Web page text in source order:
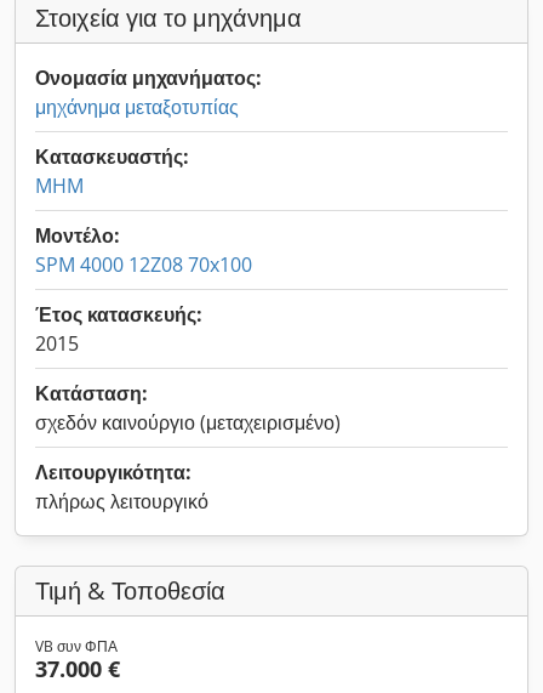
Στοιχεία για το μηχάνημα
Ονομασία μηχανήματος:
μηχάνημα μεταξοτυπίας
Κατασκευαστής:
MHM
Μοντέλο:
SPM 4000 12Z08 70x100
Έτος κατασκευής:
2015
Κατάσταση:
σχεδόν καινούργιο (μεταχειρισμένο)
Λειτουργικότητα:
πλήρως λειτουργικό
Τιμή & Τοποθεσία
VB συν ΦΠΑ
37.000 €